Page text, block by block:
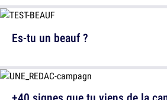
Es-tu un beauf ?